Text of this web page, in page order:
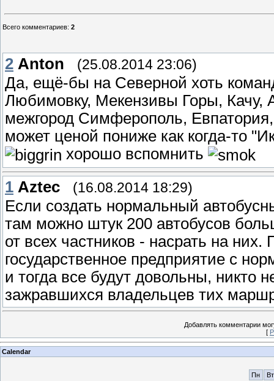
Всего комментариев: 2
2 Anton (25.08.2014 23:06)
Да, ещё-бы на Северной хоть
Любимовку, Мекензивы Горы, Качу,
межгород Симферополь,
может ценой пониже как когда-то
хорошо вспомнить
1 Aztec (16.08.2014 18:29)
Если создать нормальный
там можно штук 200 автобусов
от всех частников - насрать на
государственное предприятие с
и тогда все будут довольны, никто
зажравшихся владельцев тих
Добавлять комментарии
[
Calendar
Пн Вт